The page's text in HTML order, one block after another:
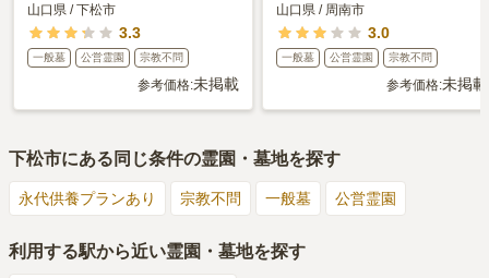
山口県 /下松市
3.3
一般墓 公営霊園 宗教不問
参考価格:未掲載
山口県 / 周南市
3.0
一般墓 公営霊園 宗教不問
参考価格:未掲載
下松市にある同じ条件の霊園・墓地を探す
永代供養プランあり 宗教不問 一般墓 公営霊園
利用する駅から近い霊園・墓地を探す